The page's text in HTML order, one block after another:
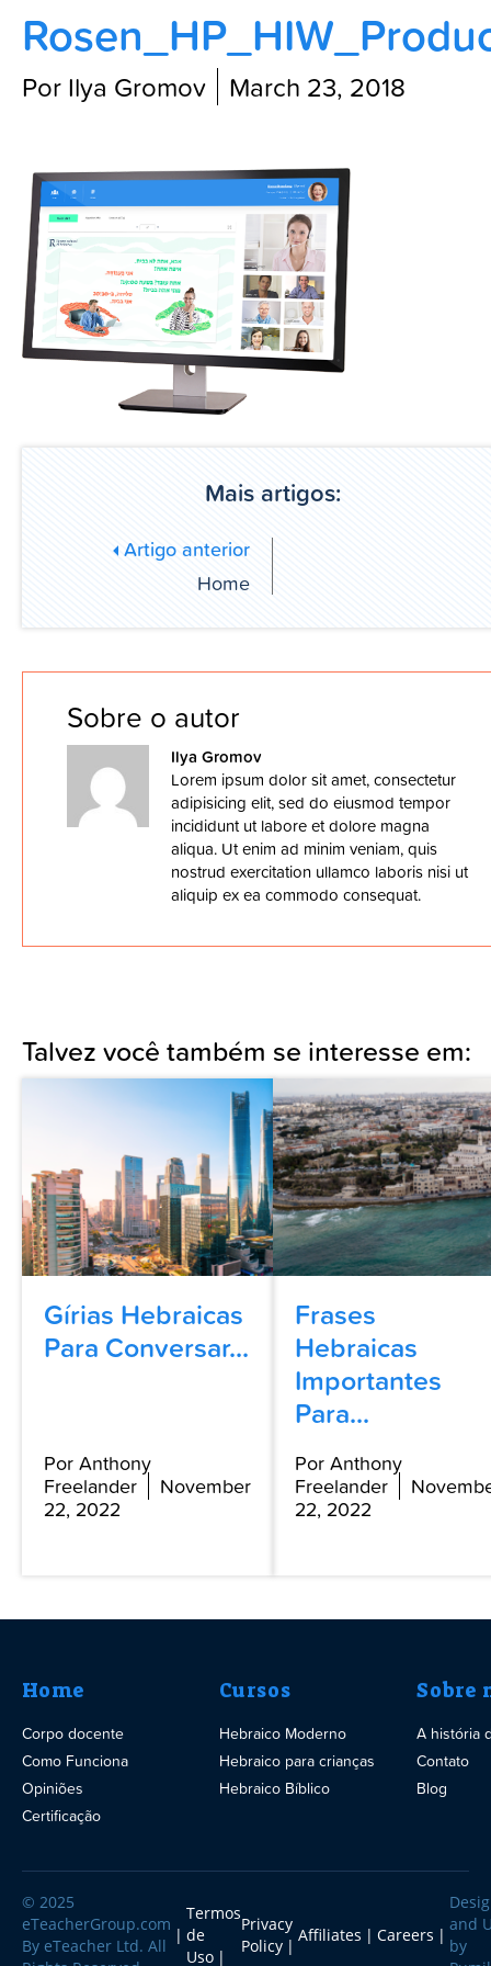
Blog
Por Ilya Gromov March 23, 2018
Mais artigos:
Artigo anterior
Home
Sobre o autor
Ilya Gromov
Lorem ipsum dolor sit amet, consectetur
adipisicing elit, sed do eiusmod tempor
incididunt ut labore et dolore magna
aliqua. Ut enim ad minim veniam, quis
nostrud exercitation ullamco laboris nisi ut
aliquip ex ea commodo consequat.
Talvez você também se interesse em:
Gírias Hebraicas
Para Conversar...
Por Anthony
Freelander
November
22, 2022
Frases
Hebraicas
Importantes
Para...
Por Anthony
Freelander
22, 2022
Home
Corpo docente
Como Funciona
Opiniões
Certificação
Cursos
Hebraico Moderno
Hebraico para crianças
Hebraico Bíblico
Sobre
A história
Contato
Blog
© 2025
eTeacherGroup.com
By eTeacher Ltd. All
Termos
de
Uso
Privacy
Policy
Affiliates Careers
and
by